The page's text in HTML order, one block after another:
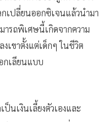
เปลี่ยนออกซิเจนแล้วนำมา
ารถพิเศษนี้เกิดจากความ
เขาตั้งแต่เด็กๆ ในชีวิต
กเลียนแบบ
นเงินเลี้ยงตัวเองและ